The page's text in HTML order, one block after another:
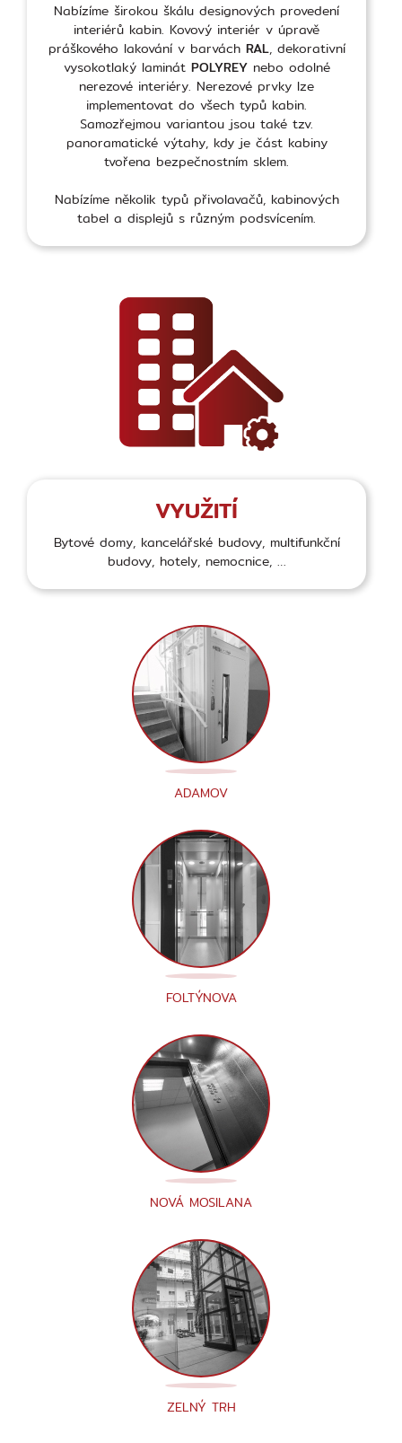
Nabízíme širokou škálu designových provedení
interiérů kabin. Kovový interiér v úpravě
práškového lakování v barvách RAL, dekorativní
vysokotlaký laminát POLYREYnebo odolné
nerezové interiéry. Nerezové prvky lze
implementovat do všech typů kabin.
Samozřejmou variantou jsou také tzv.
panoramatické výtahy, kdy je část kabiny
tvořena bezpečnostním sklem.
Nabízíme několik typů přivolavačů, kabinových
tabel a displejů s různým podsvícením.
VYUŽITÍ
Bytové domy, kancelářské budovy, multifunkční
budovy, hotely, nemocnice, …
ADAMOV
FOLTÝNOVA
NOVÁ MOSILANA
ZELNÝ TRH